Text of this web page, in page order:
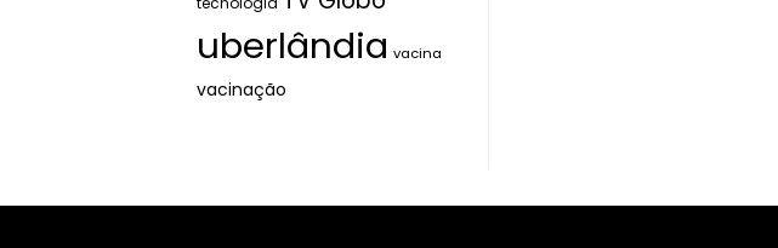
uberlândia vacina
vacinação